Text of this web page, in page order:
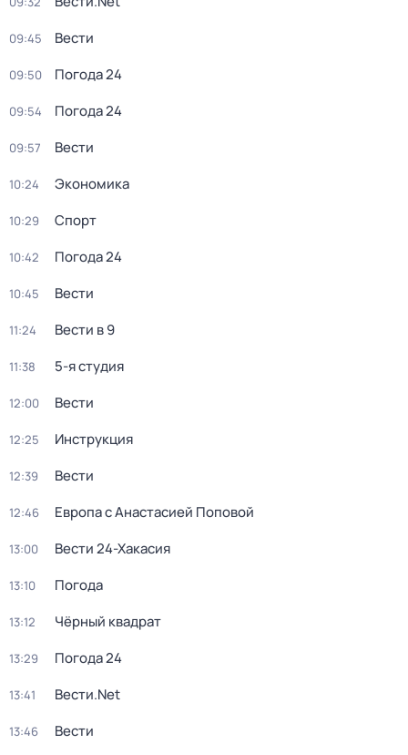
09:45 Вести
09:50 Погода 24
09:54 Погода 24
09:57 Вести
10:24 Экономика
10:29 Спорт
10:42 Погода 24
10:45 Вести
11:24 Вести в 9
11:38 5-я студия
12:00 Вести
12:25 Инструкция
12:39 Вести
12:46 Европа с Анастасией Поповой
13:00 Вести 24-Хакасия
13:10 Погода
13:12 Чёрный квадрат
13:29 Погода 24
13:41 Вести.Net
13:46 Вести